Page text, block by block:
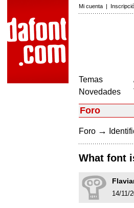
Mi cuenta |
Temas
Novedades
Foro
Foro →
What font
14/11/